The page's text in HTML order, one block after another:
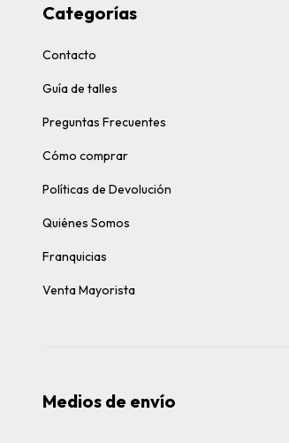
Categorías
Contacto
Guía de talles
Preguntas Frecuentes
Cómo comprar
Políticas de Devolución
Quiénes Somos
Franquicias
Venta Mayorista
Medios de envío